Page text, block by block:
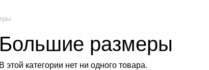
Большие размеры
В этой категории нет ни одного товара.